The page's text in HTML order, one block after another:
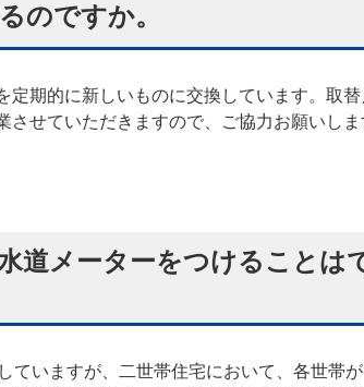
のですか。
定期的に新しいものに交換しています。取
せていただきますので、ご協力お願いしま
道メーターをつけることは
ていますが、二世帯住宅において、各世帯